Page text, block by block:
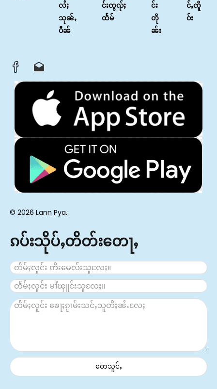
လႆႈ
သုၼ်ႇ
ပဵၼ်
င်းၸွၺ်ႈ
ထႅမ်
င်း
တို
ၼ်း
င်ႇၸိူ
ဝ်း
© 2026 Lann Pya.
ၵပ်းသိုပ်ႇတိတ်းတေႃႇ